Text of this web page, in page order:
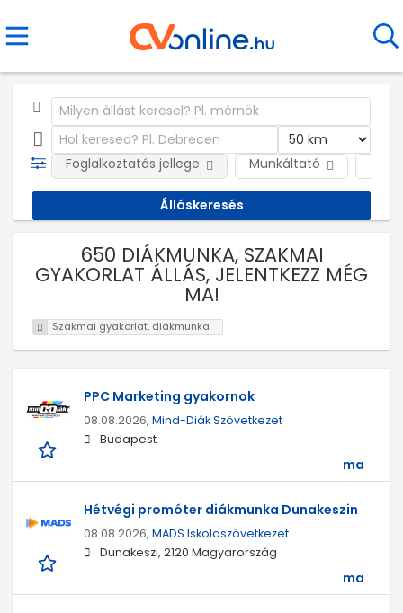
Foglalkoztatás jellege Munkáltató
650 DIÁKMUNKA, SZAKMAI
GYAKORLAT ÁLLÁS, JELENTKEZZ MÉG
MA!
Szakmai gyakorlat, diákmunka
PPC Marketing gyakornok
08.08.2026, Mind-Diák Szövetkezet
Budapest
ma
Hétvégi promóter diákmunka Dunakeszin
08.08.2026, MADS Iskolaszövetkezet
Dunakeszi, 2120 Magyarország
ma